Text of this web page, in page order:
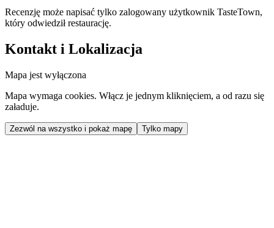
Recenzję może napisać tylko zalogowany użytkownik TasteTown,
który odwiedził restaurację.
Kontakt i Lokalizacja
Mapa jest wyłączona
Mapa wymaga cookies. Włącz je jednym kliknięciem, a od razu się
załaduje.
Zezwól na wszystko i pokaż mapę Tylko mapy